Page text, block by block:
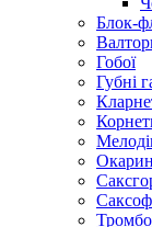
Блок-
Гобої
Губні